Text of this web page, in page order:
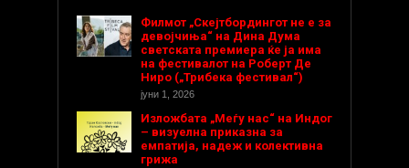
Филмот „Скејтбордингот не е за
девојчиња“ на Дина Дума
светската премиера ќе ја има
на фестивалот на Роберт Де
Ниро („Трибека фестивал“)
јуни 1, 2026
Изложбата „Меѓу нас“ на Индог
– визуелна приказна за
емпатија, надеж и колективна
грижа